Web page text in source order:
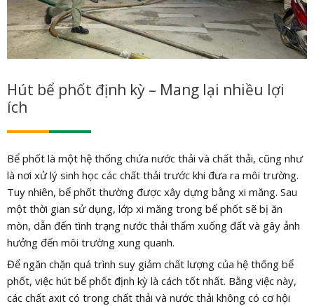
Hút bể phốt định kỳ – Mang lại nhiều lợi
ích
Bể phốt là một hệ thống chứa nước thải và chất thải, cũng như
là nơi xử lý sinh học các chất thải trước khi đưa ra môi trường.
Tuy nhiên, bể phốt thường được xây dựng bằng xi măng. Sau
một thời gian sử dụng, lớp xi măng trong bể phốt sẽ bị ăn
mòn, dẫn đến tình trạng nước thải thấm xuống đất và gây ảnh
hưởng đến môi trường xung quanh.
Để ngăn chặn quá trình suy giảm chất lượng của hệ thống bể
phốt, việc hút bể phốt định kỳ là cách tốt nhất. Bằng việc này,
các chất axit có trong chất thải và nước thải không có cơ hội